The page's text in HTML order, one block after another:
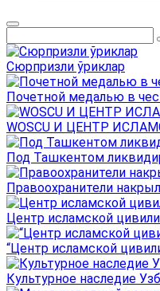
Сюрпризли ўриклар
Почетной медалью в
WOSCU И ЦЕНТР
Под Ташкентом
Правоохранители
Центр исламской
“Центр исламской
Культурное наследие